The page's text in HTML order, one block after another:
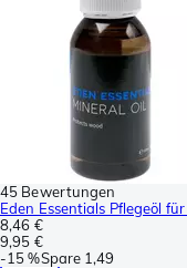
45 Bewertungen
Eden Essentials Pflegeöl
8,46 €
9,95 €
-15 %Spare 1,49